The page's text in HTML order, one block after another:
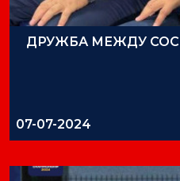
ДРУЖБА МЕЖДУ
07-07-2024